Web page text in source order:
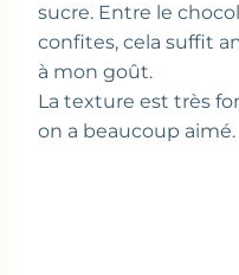
sucre. Entre le
confites, cela suffit
à mon goût.
La texture est très
on a beaucoup aimé.